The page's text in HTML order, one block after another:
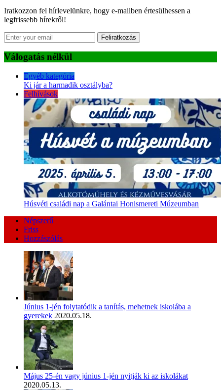
Iratkozzon fel hírlevelünkre, hogy e-mailben értesülhessen a
legfrissebb hírekről!
Feliratkozás
Válogatás nélkül
Egyéb kategória
Ki jár a harmadik osztályba?
Felhívások
Húsvéti családi nap a Galántai Honismereti Múzeumban
Népszerű
Friss
Hozzászólás
Június 1-jén folytatódik a tanítás, mehetnek iskolába a
gyerekek 2020.05.18.
Május 25-én vagy június 1-jén nyitják ki az iskolákat
2020.05.13.